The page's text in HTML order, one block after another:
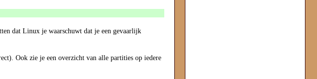
dat Linux je waarschuwt dat je een gevaarlijk
Ook zie je een overzicht van alle partities op iedere